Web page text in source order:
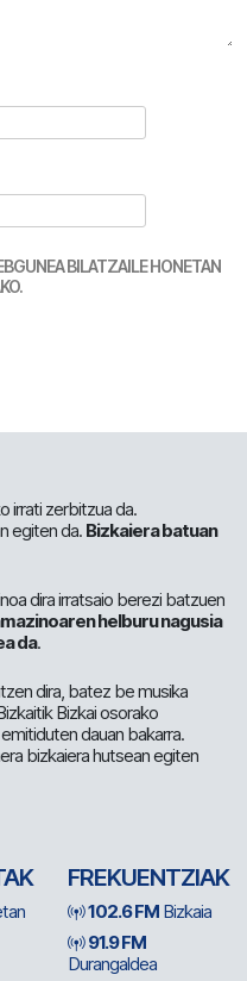
BILATZAILE HONETAN
irrati zerbitzua da.
egiten da. Bizkaiera batuan
dira irratsaio berezi batzuen
helburu nagusia
da.
dira, batez be musika
Bizkai osorako
dauan bakarra.
bizkaiera hutsean egiten
FREKUENTZIAK
102.6 FM Bizkaia
91.9 FM
Durangaldea